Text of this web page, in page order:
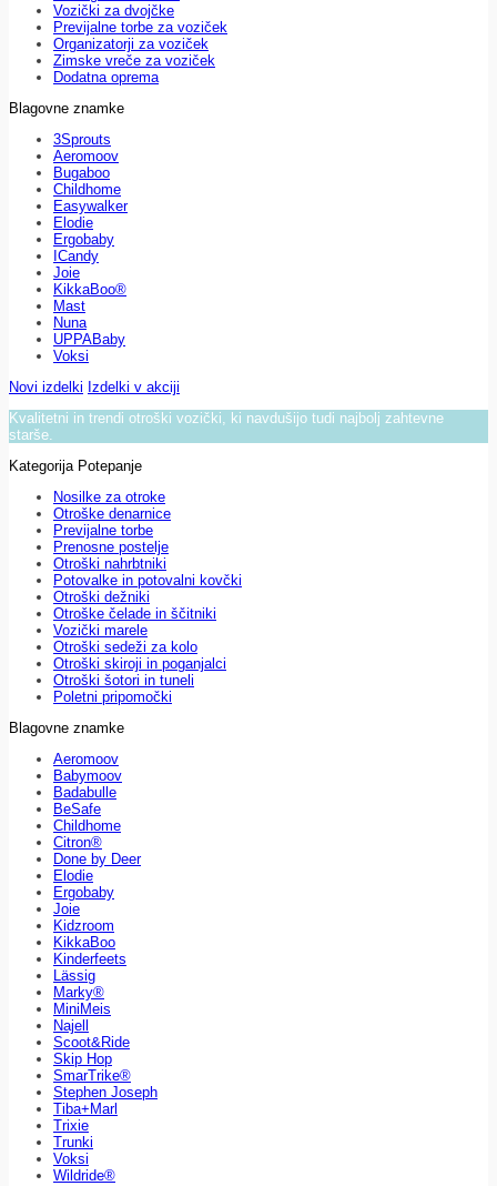
Vozički za dvojčke
Previjalne torbe za voziček
Organizatorji za voziček
Zimske vreče za voziček
Dodatna oprema
Blagovne znamke
3Sprouts
Aeromoov
Bugaboo
Childhome
Easywalker
Elodie
Ergobaby
ICandy
Joie
KikkaBoo®
Mast
Nuna
UPPABaby
Voksi
Novi izdelki Izdelki v akciji
Kvalitetni in trendi otroški vozički, ki navdušijo tudi najbolj zahtevne
starše.
Kategorija Potepanje
Nosilke za otroke
Otroške denarnice
Previjalne torbe
Prenosne postelje
Otroški nahrbtniki
Potovalke in potovalni kovčki
Otroški dežniki
Otroške čelade in ščitniki
Vozički marele
Otroški sedeži za kolo
Otroški skiroji in poganjalci
Otroški šotori in tuneli
Poletni pripomočki
Blagovne znamke
Aeromoov
Babymoov
Badabulle
BeSafe
Childhome
Citron®
Done by Deer
Elodie
Ergobaby
Joie
Kidzroom
KikkaBoo
Kinderfeets
Lässig
Marky®
MiniMeis
Najell
Scoot&Ride
Skip Hop
SmarTrike®
Stephen Joseph
Tiba+Marl
Trixie
Trunki
Voksi
Wildride®